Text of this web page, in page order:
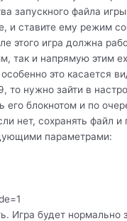
запускного файла
и ставите ему режим
этого игра должна
так и напрямую этим
это касается
то нужно зайти в
его блокнотом и по
нет, сохранять файл и
параметрами:
Игра будет нормально